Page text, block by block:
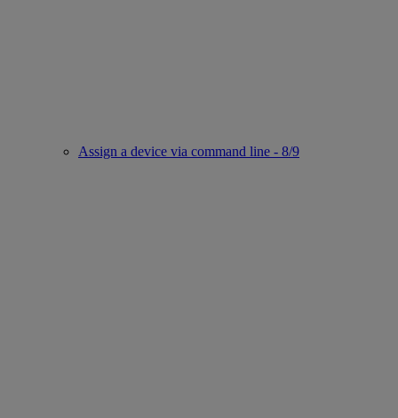
Assign a device via command line - 8/9